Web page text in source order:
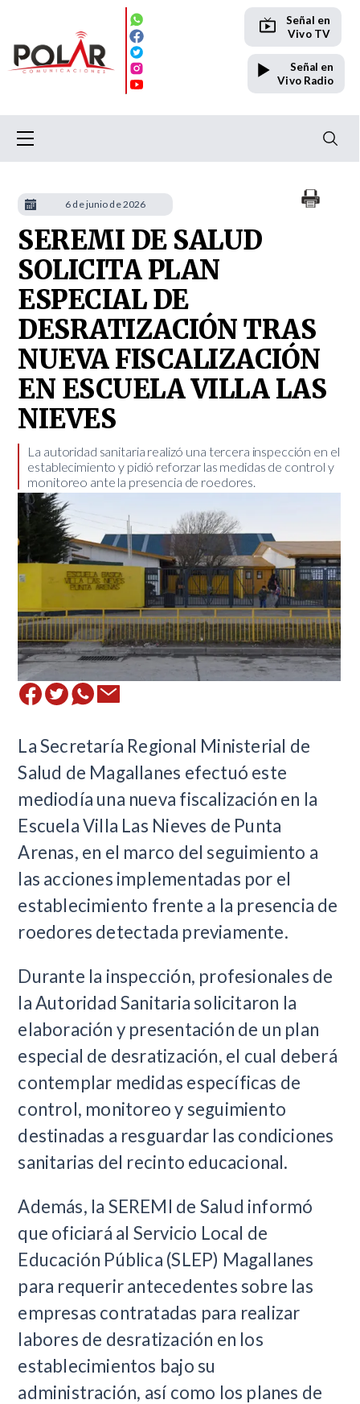
Señal en
Vivo TV
Señal en
Vivo Radio
SEREMI DE SALUD
SOLICITA PLAN
ESPECIAL DE
DESRATIZACIÓN TRAS
NUEVA FISCALIZACIÓN
EN ESCUELA VILLA LAS
NIEVES
​La autoridad sanitaria realizó una tercera inspección en el
establecimiento y pidió reforzar las medidas de control y
monitoreo ante la presencia de roedores.
La Secretaría Regional Ministerial de
Salud de Magallanes efectuó este
mediodía una nueva fiscalización en la
Escuela Villa Las Nieves de Punta
Arenas, en el marco del seguimiento a
las acciones implementadas por el
establecimiento frente a la presencia de
roedores detectada previamente.
Durante la inspección, profesionales de
la Autoridad Sanitaria solicitaron la
elaboración y presentación de un plan
especial de desratización, el cual deberá
contemplar medidas específicas de
control, monitoreo y seguimiento
destinadas a resguardar las condiciones
sanitarias del recinto educacional.
Además, la SEREMI de Salud informó
que oficiará al Servicio Local de
Educación Pública (SLEP) Magallanes
para requerir antecedentes sobre las
empresas contratadas para realizar
labores de desratización en los
establecimientos bajo su
administración, así como los planes de
6 de junio de 2026